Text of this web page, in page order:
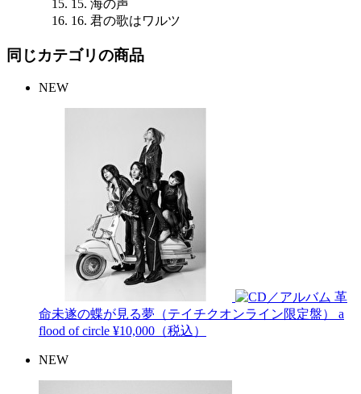
15. 海の声
16. 君の歌はワルツ
同じカテゴリの商品
NEW
革
命未遂の蝶が見る夢（テイチクオンライン限定盤） a
flood of circle ¥10,000（税込）
NEW